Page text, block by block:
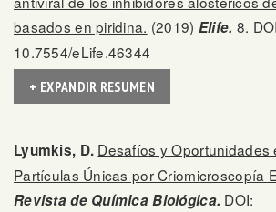
basados en piridina. (2019) Elife. 8.
10.7554/eLife.46344
+ EXPANDIR RESUMEN
Lyumkis, D. Desafíos y Oportunidades
Partículas Únicas por Criomicroscopía
Revista de Química Biológica. DOI: